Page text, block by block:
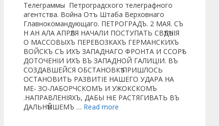
Телеграммы Петроградского телеграфного
агентства. Война Отъ Штаба Верховнаго
Главнокомандующаго. ПЕТРОГРАДЪ. 2 МАЯ. СЪ
Н АН АЛА АПРѢЛЯ НАЧАЛИ ПОСТУПАТЬ СВѢДѢНІЯ
О МАССОВЫХЪ ПЕРЕВОЗКАХЪ ГЕРМАНСКИХЪ
ВОЙСКЪ СЪ ИХЪ ЗАПАДНАГО ФРОНТА И ССОРѢ-
ДОТОЧЕНІИ ИХЪ ВЪ ЗАПАДНОЙ ГАЛИЦІИ. ВЪ
СОЗДАВШЕЙСЯ ОБСТАНОВКѢ ПРИШЛОСЬ
ОСТАНОВИТЬ РАЗВИТІЕ НАШЕГО УДАРА НА
МЕ- ЗО-ЛАБОРЧСКОМЪ И УЖОКСКОМЪ
.НАПРАВЛЕНІЯХЪ, ДАБЫ НіЕ РАСТЯГИВАТЬ ВЪ
ДАЛЬНѢЙШЕМЪ … Read more